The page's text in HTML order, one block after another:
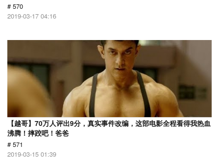
# 570
2019-03-17 04:16
【越哥】70万人评出9分，真实事件改编，这部电影全程看得我热血
沸腾！摔跤吧！爸爸
# 571
2019-03-15 01:39